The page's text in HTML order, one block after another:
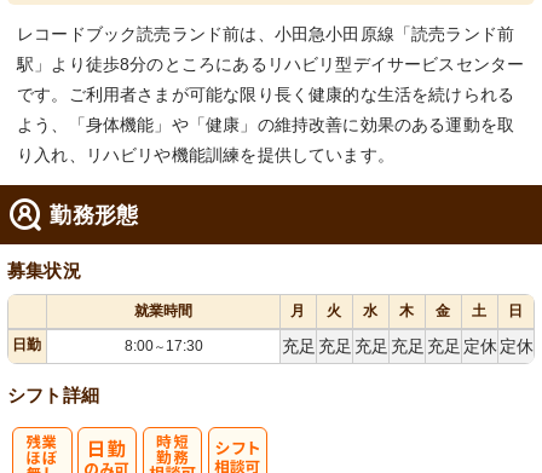
レコードブック読売ランド前は、小田急小田原線「読売ランド前
駅」より徒歩8分のところにあるリハビリ型デイサービスセンター
です。ご利用者さまが可能な限り長く健康的な生活を続けられる
よう、「身体機能」や「健康」の維持改善に効果のある運動を取
り入れ、リハビリや機能訓練を提供しています。
勤務形態
募集状況
就業時間 月 火 水 木 金 土
日
日勤
8:00～ 17:30 充足 充足 充足 充足 充足 定休 定休
シフト詳細